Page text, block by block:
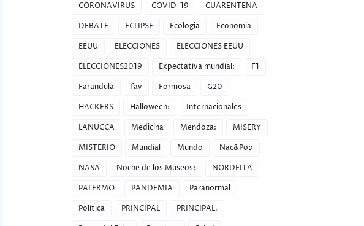
CORONAVIRUS
COVID-19
CUARENTENA
DEBATE
ECLIPSE Ecologia
Economia
EEUU
ELECCIONES
ELECCIONES EEUU
ELECCIONES2019
Expectativa mundial:
F1
Farandula
fav Formosa
G20
HACKERS
Halloween:
Internacionales
LANUCCA
Medicina Mendoza:
MISERY
MISTERIO
Mundial Mundo
Nac&Pop
NASA
Noche de los Museos:
NORDELTA
PALERMO
PANDEMIA
Paranormal
Politica
PRINCIPAL
PRINCIPAL.